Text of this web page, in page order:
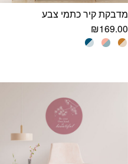
מדבקת קיר כתמי צבע
₪169.00